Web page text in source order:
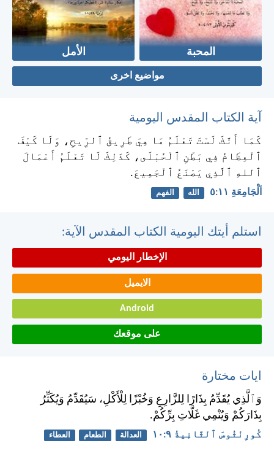
المحبة الأمل
مواضيع اخرى
آية الكتاب المقدس اليومية
كَمَا أَنَّكَ لَسْتَ تَعْلَمُ مَا هِيَ طَرِيقُ ٱلرِّيحِ، وَلَا كَيْفَ
ٱلْعِظَامُ فِي بَطْنِ ٱلْحُبْلَى، كَذَلِكَ لَا تَعْلَمُ أَعْمَالَ
ٱللهِ ٱلَّذِي يَصْنَعُ ٱلْجَمِيعَ.
اَلْجَامِعَةِ ١١:‏٥ الله الفهم
استلم أيتك اليومية الكتاب المقدس الآية:
الإخطار اليومي
الايميل
Android
على موقعك
ايات مختارة
وَٱلَّذِي يُقَدِّمُ بِذَارًا لِلزَّارِعِ وَخُبْزًا لِلْأَكْلِ، سَيُقَدِّمُ وَيُكَثِّرُ
بِذَارَكُمْ وَيُنْمِي غَلَّاتِ بِرِّكُمْ.
كُورِنْثُوسَ ٱلثَّانِيةُ ٩:‏١٠ العدالة الطعام العطاء